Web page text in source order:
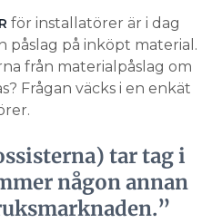
är att ta hand om
de hamnar i
de väl är där ses de som
plockas upp igen.
som gäller kring
skriva in i avtalet
på en viss produkt
månader.
för installatörer är i dag
påslag på inköpt material.
från materialpåslag om
Frågan väcks i en enkät
tar tag i
någon annan